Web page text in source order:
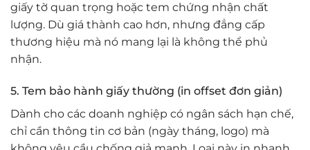
giấy tờ quan trọng hoặc tem chứng nhận chất
lượng. Dù giá thành cao hơn, nhưng đẳng cấp
thương hiệu mà nó mang lại là không thể phủ
nhận.
5. Tem bảo hành giấy thường (in offset đơn giản)
Dành cho các doanh nghiệp có ngân sách hạn chế,
chỉ cần thông tin cơ bản (ngày tháng, logo) mà